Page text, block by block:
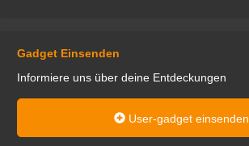
Gadget Einsenden
Informiere uns über deine Entdeckungen
User-gadget einsenden